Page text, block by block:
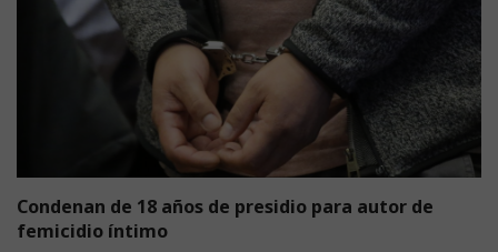
Condenan de 18 años de presidio para autor de
femicidio íntimo